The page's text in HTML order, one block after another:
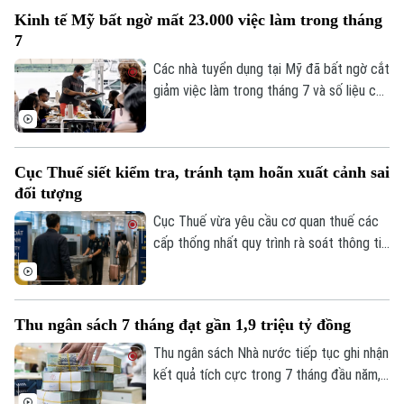
Chuyên mục
Thời sự
Chính trị
Xã hội
Nhịp sống Hà Nội
Người Hà Nội
Thế giới
Kinh tế Mỹ bất ngờ mất 23.000 việc làm trong tháng
7
Các nhà tuyển dụng tại Mỹ đã bất ngờ cắt
giảm việc làm trong tháng 7 và số liệu của
trưởng bất ngờ vào đầu năm nay.
Cục Thuế siết kiểm tra, tránh tạm hoãn xuất cảnh sai
đối tượng
Cục Thuế vừa yêu cầu cơ quan thuế các
cấp thống nhất quy trình rà soát thông tin
đồng thời bảo vệ quyền và lợi ích hợp
pháp của người nộp thuế.
Thu ngân sách 7 tháng đạt gần 1,9 triệu tỷ đồng
Thu ngân sách Nhà nước tiếp tục ghi nhận
kết quả tích cực trong 7 tháng đầu năm,